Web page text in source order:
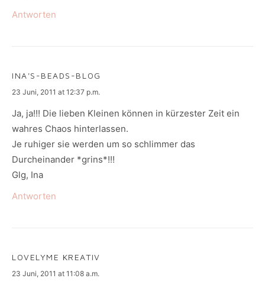
Antworten
INA'S-BEADS-BLOG
says:
23 Juni, 2011 at 12:37 p.m.
Ja, ja!!! Die lieben Kleinen können in kürzester Zeit ein
wahres Chaos hinterlassen.
Je ruhiger sie werden um so schlimmer das
Durcheinander *grins*!!!
Glg, Ina
Antworten
LOVELYME KREATIV
says:
23 Juni, 2011 at 11:08 a.m.